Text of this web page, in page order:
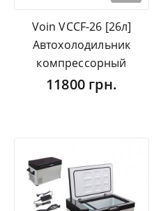
Voin VCCF-26 [26л]
Автохолодильник
компрессорный
11800 грн.